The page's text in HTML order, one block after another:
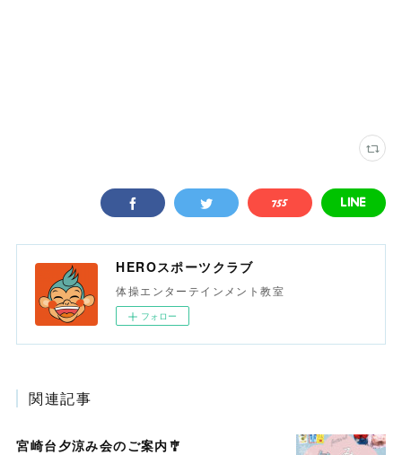
HEROスポーツクラブ
体操エンターテインメント教室
フォロー
関連記事
宮崎台夕涼み会のご案内🎐